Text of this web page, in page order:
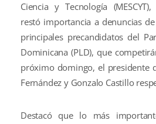
Ciencia y Tecnología
restó importancia a denuncias
principales precandidatos del
Dominicana (PLD), que
próximo domingo, el presidente
Fernández y Gonzalo Castillo
Destacó que lo más